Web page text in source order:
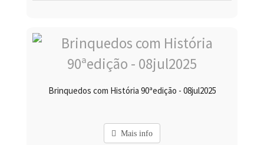
Brinquedos com História 90ªedição - 08jul2025
Mais info